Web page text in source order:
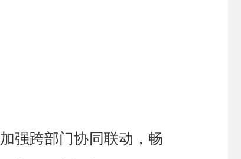
加强跨部门协同联动，畅